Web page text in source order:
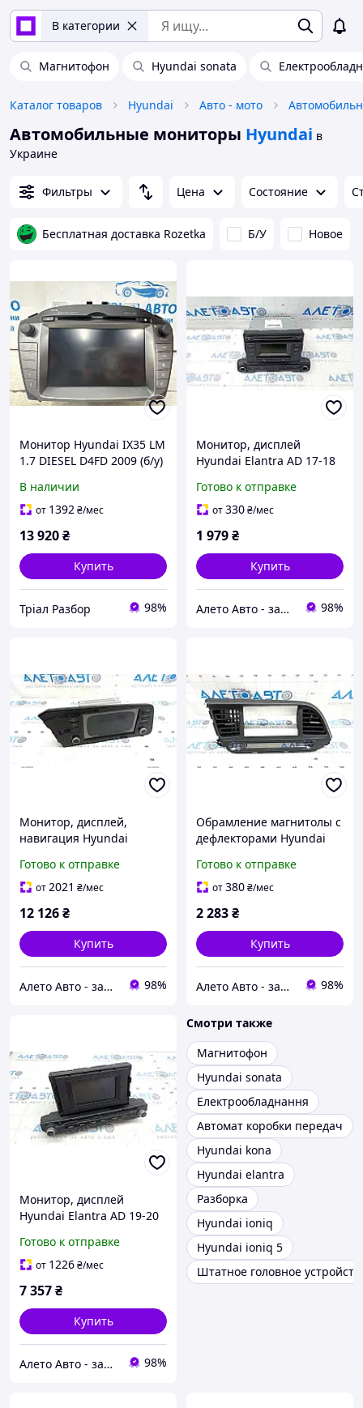
В категории
Магнитофон Hyundai sonata
Каталог товаров Hyundai Авто - мото
Автомобильные мониторы Hyundai в
Украине
Фильтры Цена Состояние
Бесплатная доставка Rozetka Б/У Новое
Монитор Hyundai IX35 LM
1.7 DIESEL D4FD 2009 (б/у)
В наличии
от 1392₴/мес
13 920₴
Купить
Тріал Разбор 98%
Монитор, дисплей
Hyundai Elantra AD 17-18
хром 96170F2140UAT
Готово к отправке
от330₴/мес
1 979₴
Купить
Алето Авто - запчасти на авто из США 98%
Монитор, дисплей,
навигация Hyundai
щиток приборов без
спутникого радио, дефект
Готово к отправке
от2021 ₴/мес
12 126₴
Купить
Алето Авто - запчасти на авто из США 98%
Обрамление магнитолы с
дефлекторами Hyundai
большой дисплей
84704F3AL0TRY
Готово к отправке
от380₴/мес
2 283₴
Купить
Алето Авто - запчасти на авто из США 98%
Монитор, дисплей
Hyundai Elantra AD 19-20
96180F2UA0SSH
Готово к отправке
от 1226₴/мес
7 357₴
Купить
Алето Авто - запчасти на авто из США 98%
Смотри также
Магнитофон
Hyundai sonata
Електрообладнання
Автомат коробки передач
Hyundai kona
Hyundai elantra
Разборка
Hyundai ioniq
Hyundai ioniq 5
Штатное головное